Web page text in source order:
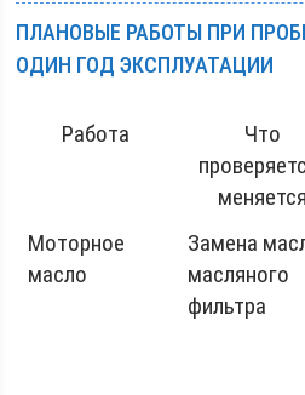
ПЛАНОВЫЕ РАБОТЫ ПРИ
ОДИН ГОД ЭКСПЛУАТАЦИИ
Работа
Что
меняется
Моторное
масло
Замена
масляного
фильтра